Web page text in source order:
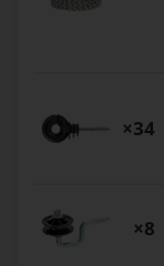
×34
×8